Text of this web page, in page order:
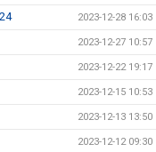
2023-12-28 16:03
2023-12-27 10:57
2023-12-22 19:17
2023-12-15 10:53
2023-12-13 13:50
2023-12-12 09:30